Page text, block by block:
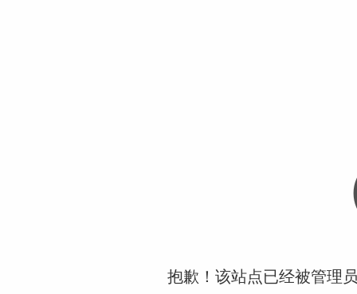
抱歉！该站点已经被管理